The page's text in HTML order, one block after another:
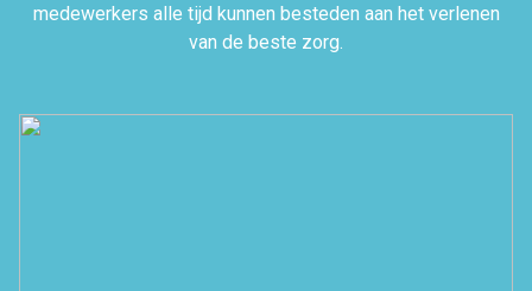
medewerkers alle tijd kunnen besteden aan het verlenen
van de beste zorg.